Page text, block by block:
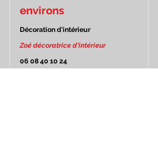
environs
Décoration d'intérieur
Zoé décoratrice d'intérieur
06 08 40 10 24